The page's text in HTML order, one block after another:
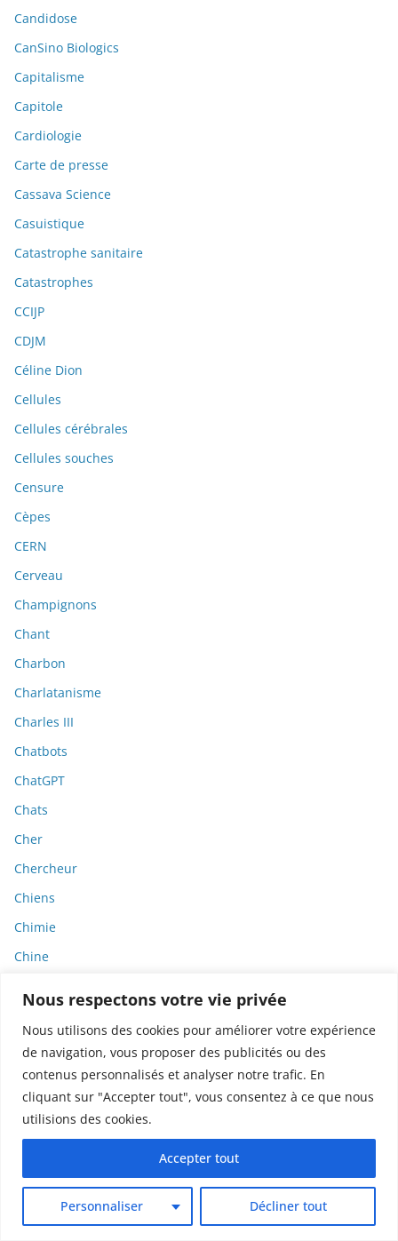
Nous respectons votre vie privée
Nous utilisons des cookies pour améliorer votre expérience
de navigation, vous proposer des publicités ou des
contenus personnalisés et analyser notre trafic. En
cliquant sur "Accepter tout", vous consentez à ce que nous
utilisions des cookies.
Personnaliser Décliner tout
Accepter tout
Candidose
CanSino Biologics
Capitalisme
Capitole
Cardiologie
Carte de presse
Cassava Science
Casuistique
Catastrophe sanitaire
Catastrophes
CCIJP
CDJM
Céline Dion
Cellules
Cellules cérébrales
Cellules souches
Censure
Cèpes
CERN
Cerveau
Champignons
Chant
Charbon
Charlatanisme
Charles III
Chatbots
ChatGPT
Chats
Cher
Chercheur
Chiens
Chimie
Chine
Choléra
Christian Perronne
Chronique
Cinéma
Circulation